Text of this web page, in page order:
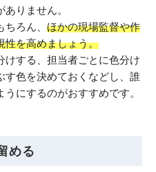
りません。
ろん、 ほかの現場監督や作
性を高めましょう。
けする、担当者ごとに色分け
す色を決めておくなどし、誰
にするのがおすすめです。
める